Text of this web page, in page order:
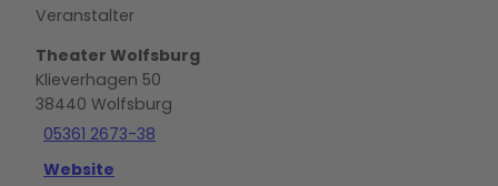
Veranstalter
Theater Wolfsburg
Klieverhagen 50
38440 Wolfsburg
05361 2673-38
Website